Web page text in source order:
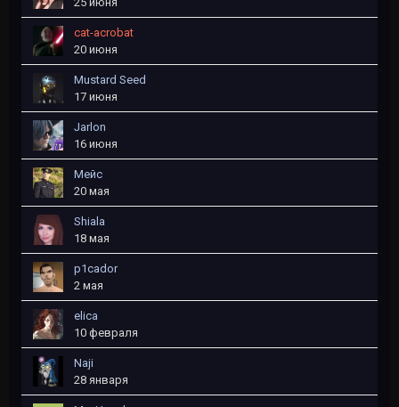
cat-acrobat
20 июня
Mustard Seed
17 июня
Jarlon
16 июня
Мейс
20 мая
Shiala
18 мая
p1cador
2 мая
elica
10 февраля
Naji
28 января